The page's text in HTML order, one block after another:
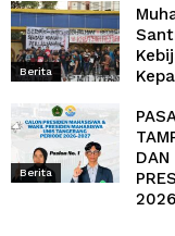
Berita
Berita
DAN